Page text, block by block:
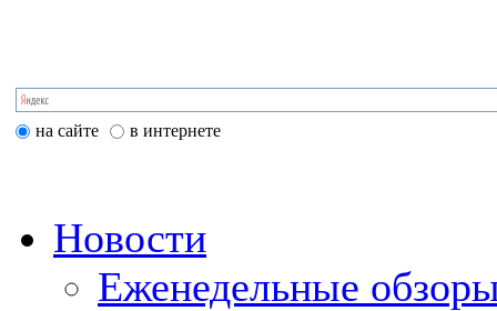
на сайте в интернете
Новости
Еженедельные